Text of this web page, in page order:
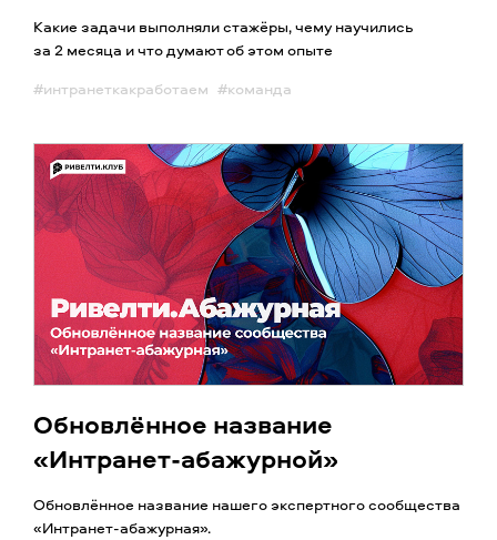
Какие задачи выполняли стажёры, чему научились
за 2 месяца и что думают об этом опыте
#интранеткакработаем #команда
Обновлённое название
«Интранет-абажурной»
Обновлённое название нашего экспертного сообщества
«Интранет-абажурная».